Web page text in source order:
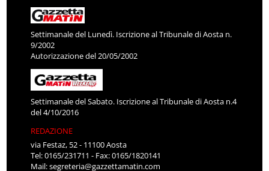
Settimanale del Lunedì. Iscrizione al Tribunale di Aosta n.
9/2002
Autorizzazione del 20/05/2002
Settimanale del Sabato. Iscrizione al Tribunale di Aosta n.4
del 4/10/2016
REDAZIONE
via Festaz, 52 - 11100 Aosta
Tel: 0165/231711 - Fax: 0165/1820141
Mail:segreteria@gazzettamatin.com